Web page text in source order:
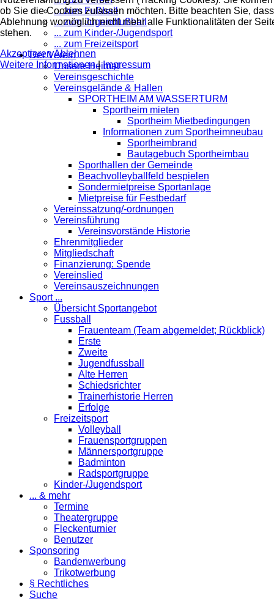
... zum Fußball
... zum Jugendfußball
... zum Kinder-/Jugendsport
... zum Freizeitsport
Der Verein
Unsere Heimat
Vereinsgeschichte
Vereinsgelände & Hallen
SPORTHEIM AM WASSERTURM
Sportheim mieten
Sportheim Mietbedingungen
Informationen zum Sportheimneubau
Sportheimbrand
Bautagebuch Sportheimbau
Sporthallen der Gemeinde
Beachvolleyballfeld bespielen
Sondermietpreise Sportanlage
Mietpreise für Festbedarf
Vereinssatzung/-ordnungen
Vereinsführung
Vereinsvorstände Historie
Ehrenmitglieder
Mitgliedschaft
Finanzierung: Spende
Vereinslied
Vereinsauszeichnungen
Sport ...
Übersicht Sportangebot
Fussball
Frauenteam (Team abgemeldet; Rückblick)
Erste
Zweite
Jugendfussball
Alte Herren
Schiedsrichter
Trainerhistorie Herren
Erfolge
Freizeitsport
Volleyball
Frauensportgruppen
Männersportgruppe
Badminton
Radsportgruppe
Kinder-/Jugendsport
... & mehr
Termine
Theatergruppe
Fleckenturnier
Benutzer
Sponsoring
Bandenwerbung
Trikotwerbung
§ Rechtliches
Suche
ob Sie die Cookies zulassen möchten. Bitte beachten Sie,
Ablehnung womöglich nicht mehr alle Funktionalitäten der
stehen.
AkzeptierenAblehnen
Weitere Informationen|Impressum